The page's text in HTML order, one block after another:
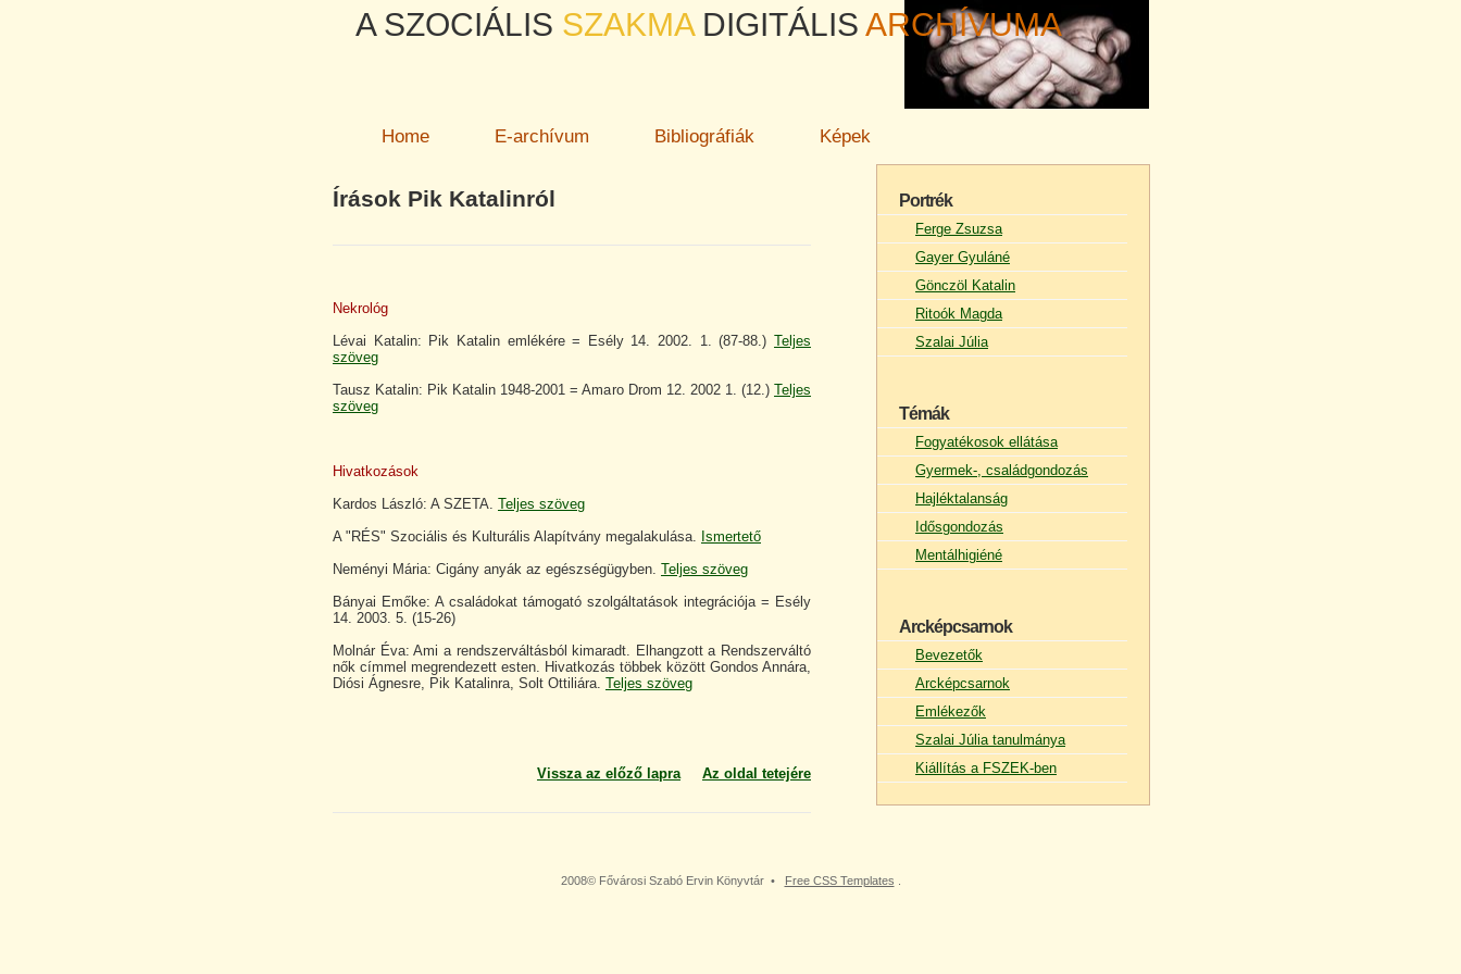
A SZOCIÁLIS SZAKMA DIGITÁLIS ARCHÍVUMA
Home E-archívum Bibliográfiák Képek
Írások Pik Katalinról
Nekrológ
Lévai Katalin: Pik Katalin emlékére = Esély 14. 2002. 1. (87-88.) Teljes
szöveg
Tausz Katalin: Pik Katalin 1948-2001 = Amaro Drom 12. 2002 1. (12.) Teljes
szöveg
Hivatkozások
Kardos László: A SZETA. Teljes szöveg
A "RÉS" Szociális és Kulturális Alapítvány megalakulása. Ismertető
Neményi Mária: Cigány anyák az egészségügyben. Teljes szöveg
Bányai Emőke: A családokat támogató szolgáltatások integrációja = Esély
14. 2003. 5. (15-26)
Molnár Éva: Ami a rendszerváltásból kimaradt. Elhangzott a Rendszerváltó
nők címmel megrendezett esten. Hivatkozás többek között Gondos Annára,
Diósi Ágnesre, Pik Katalinra, Solt Ottiliára. Teljes szöveg
Vissza az előző lapra Az oldal tetejére
Portrék
Ferge Zsuzsa
Gayer Gyuláné
Gönczöl Katalin
Ritoók Magda
Szalai Júlia
Témák
Fogyatékosok ellátása
Gyermek-, családgondozás
Hajléktalanság
Idősgondozás
Mentálhigiéné
Arcképcsarnok
Bevezetők
Arcképcsarnok
Emlékezők
Szalai Júlia tanulmánya
Kiállítás a FSZEK-ben
2008© Fővárosi Szabó Ervin Könyvtár • Free CSS Templates